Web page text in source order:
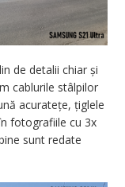
de detalii chiar și
cablurile stâlpilor
acuratețe, țiglele
fotografiile cu 3x
sunt redate